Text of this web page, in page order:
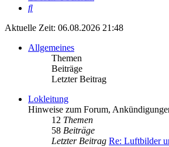
Suche
Aktuelle Zeit: 06.08.2026 21:48
Allgemeines
Themen
Beiträge
Letzter Beitrag
Lokleitung
Hinweise zum Forum,
12 Themen
58 Beiträge
Letzter Beitrag Re: Luftbilder